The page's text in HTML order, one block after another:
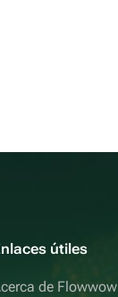
útiles
de Flowwow